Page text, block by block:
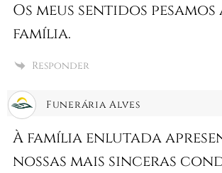
Os meus sentidos
família.
Responder
Funerária Alves
À família enlutada
nossas mais sinceras